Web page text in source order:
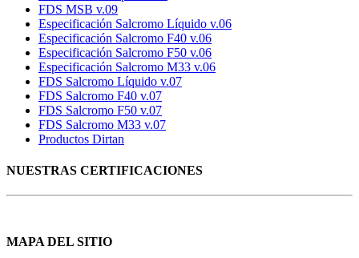
FDS MSB v.09
Especificación Salcromo Líquido v.06
Especificación Salcromo F40 v.06
Especificación Salcromo F50 v.06
Especificación Salcromo M33 v.06
FDS Salcromo Líquido v.07
FDS Salcromo F40 v.07
FDS Salcromo F50 v.07
FDS Salcromo M33 v.07
Productos Dirtan
NUESTRAS CERTIFICACIONES
MAPA DEL SITIO